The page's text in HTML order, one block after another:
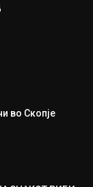
во Скопје